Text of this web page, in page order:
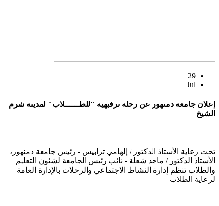
29
Jul
إعلان جامعة دمنهور عن رحلة ترفيهية "للطــــــلاب" لمدينة شرم
الشيخ
تحت رعاية الأستاذ الدكتور / إلهامي ترابيس - رئيس جامعة دمنهور،
الأستاذ الدكتور / ماجد شعلة - نائب رئيس الجامعة لشئون التعليم
والطلاب تنظم إدارة النشاط الاجتماعي والرحلات بالإدارة العامة
لرعاية الطلاب